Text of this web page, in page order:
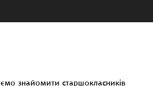
знайомити старшокласників